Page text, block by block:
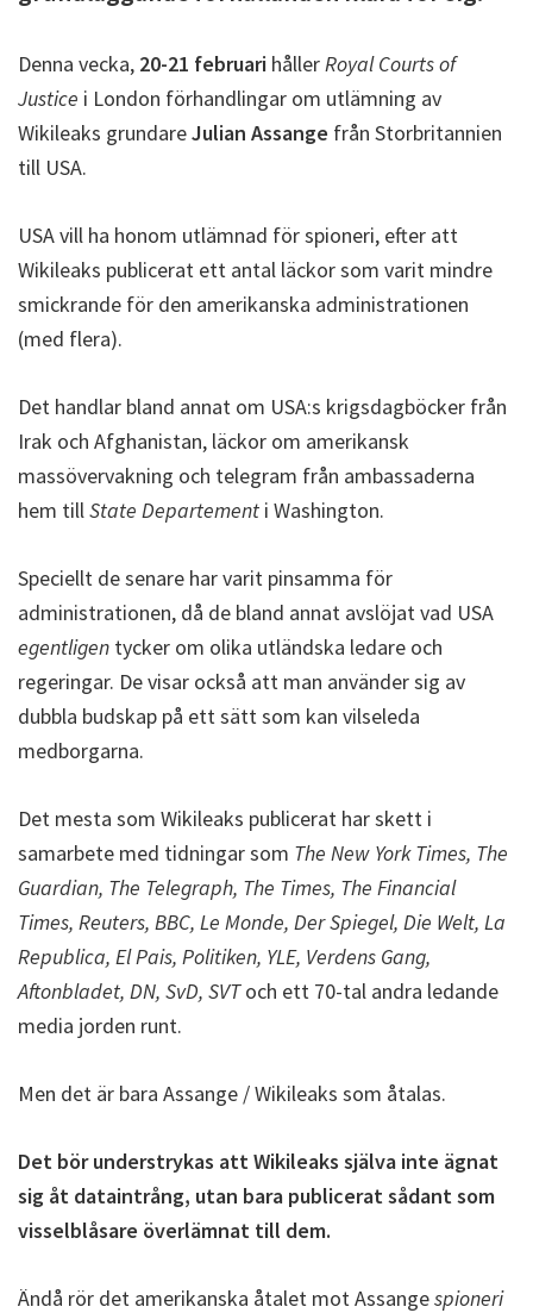
Denna vecka, 20-21 februari hållerRoyal Courts of
Justice i London förhandlingar om utlämning av
Wikileaks grundareJulian Assange från Storbritannien
till USA.
USA vill ha honom utlämnad för spioneri, efter att
Wikileaks publicerat ett antal läckor som varit mindre
smickrande för den amerikanska administrationen
(med flera).
Det handlar bland annat om USA:s krigsdagböcker från
Irak och Afghanistan, läckor om amerikansk
massövervakning och telegram från ambassaderna
hem tillState Departement i Washington.
Speciellt de senare har varit pinsamma för
administrationen, då de bland annat avslöjat vad USA
egentligen tycker om olika utländska ledare och
regeringar. De visar också att man använder sig av
dubbla budskap på ett sätt som kan vilseleda
medborgarna.
Det mesta som Wikileaks publicerat har skett i
samarbete med tidningar som The New York Times, The
Guardian, The Telegraph, The Times, The Financial
Times, Reuters, BBC, Le Monde, Der Spiegel, Die Welt, La
Republica, El Pais, Politiken, YLE, Verdens Gang,
Aftonbladet, DN, SvD, SVToch ett 70-tal andra ledande
media jorden runt.
Men det är bara Assange / Wikileaks som åtalas.
Det bör understrykas att Wikileaks själva inte ägnat
sig åt dataintrång, utan bara publicerat sådant som
visselblåsare överlämnat till dem.
Ändå rör det amerikanska åtalet mot Assangespioneri